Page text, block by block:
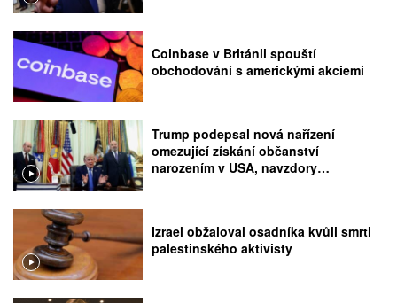
Coinbase v Británii spouští
obchodování s americkými akciemi
Trump podepsal nová nařízení
omezující získání občanství
narozením v USA, navzdory
Izrael obžaloval osadníka kvůli smrti
palestinského aktivisty